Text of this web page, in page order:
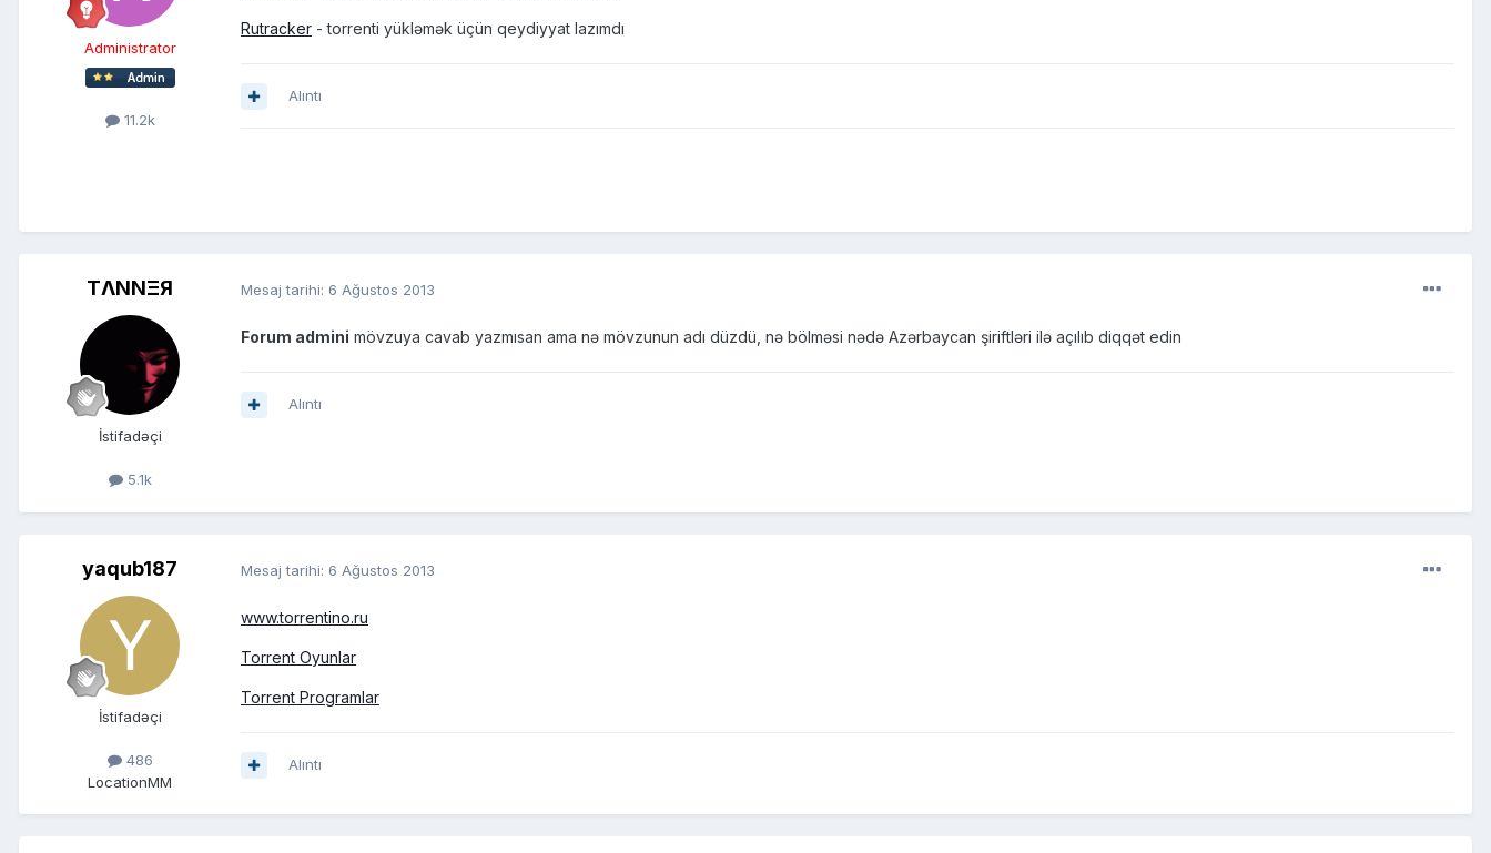
Administrator
11.2k
Rutracker - torrenti yükləmək üçün qeydiyyat lazımdı
Alıntı
TΛNNΞЯ
İstifadəçi
5.1k
Mesaj tarihi: 6 Ağustos 2013
Forum admini mövzuya cavab yazmısan ama nə mövzunun adı düzdü, nə bölməsi nədə Azərbaycan şiriftləri ilə açılıb diqqət edin
Alıntı
yaqub187
İstifadəçi
486
LocationMM
Mesaj tarihi: 6 Ağustos 2013
www.torrentino.ru
Torrent Oyunlar
Torrent Programlar
Alıntı